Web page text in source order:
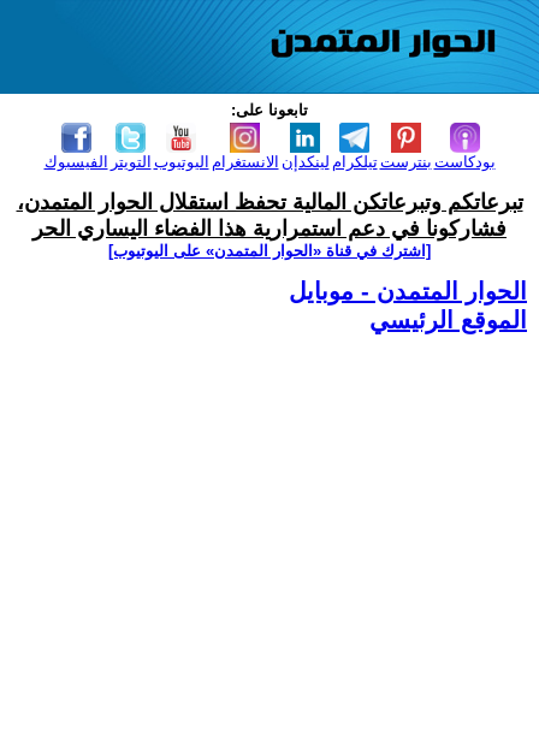
تابعونا على:
الفيسبوك التويتر اليوتيوب الانستغرام لينكدإن تيلكرامبنترست بودكاست
تبرعاتكم وتبرعاتكن المالية تحفظ استقلال الحوار المتمدن،
فشاركونا في دعم استمرارية هذا الفضاء اليساري الحر
[اشترك في قناة ‫«الحوار المتمدن» على اليوتيوب]
الحوار المتمدن - موبايل
الموقع الرئيسي